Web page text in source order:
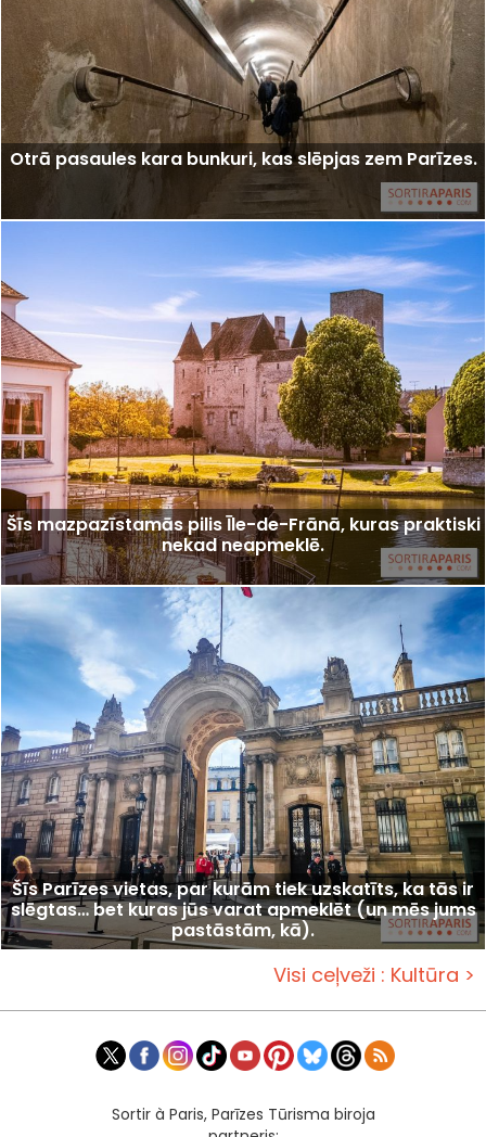
Otrā pasaules kara bunkuri, kas slēpjas zem Parīzes.
Šīs mazpazīstamās pilis Īle-de-Frānā, kuras praktiski
nekad neapmeklē.
Šīs Parīzes vietas, par kurām tiek uzskatīts, ka tās ir
slēgtas… bet kuras jūs varat apmeklēt (un mēs jums
pastāstām, kā).
Visi ceļveži : Kultūra >
Sortir à Paris, Parīzes Tūrisma biroja